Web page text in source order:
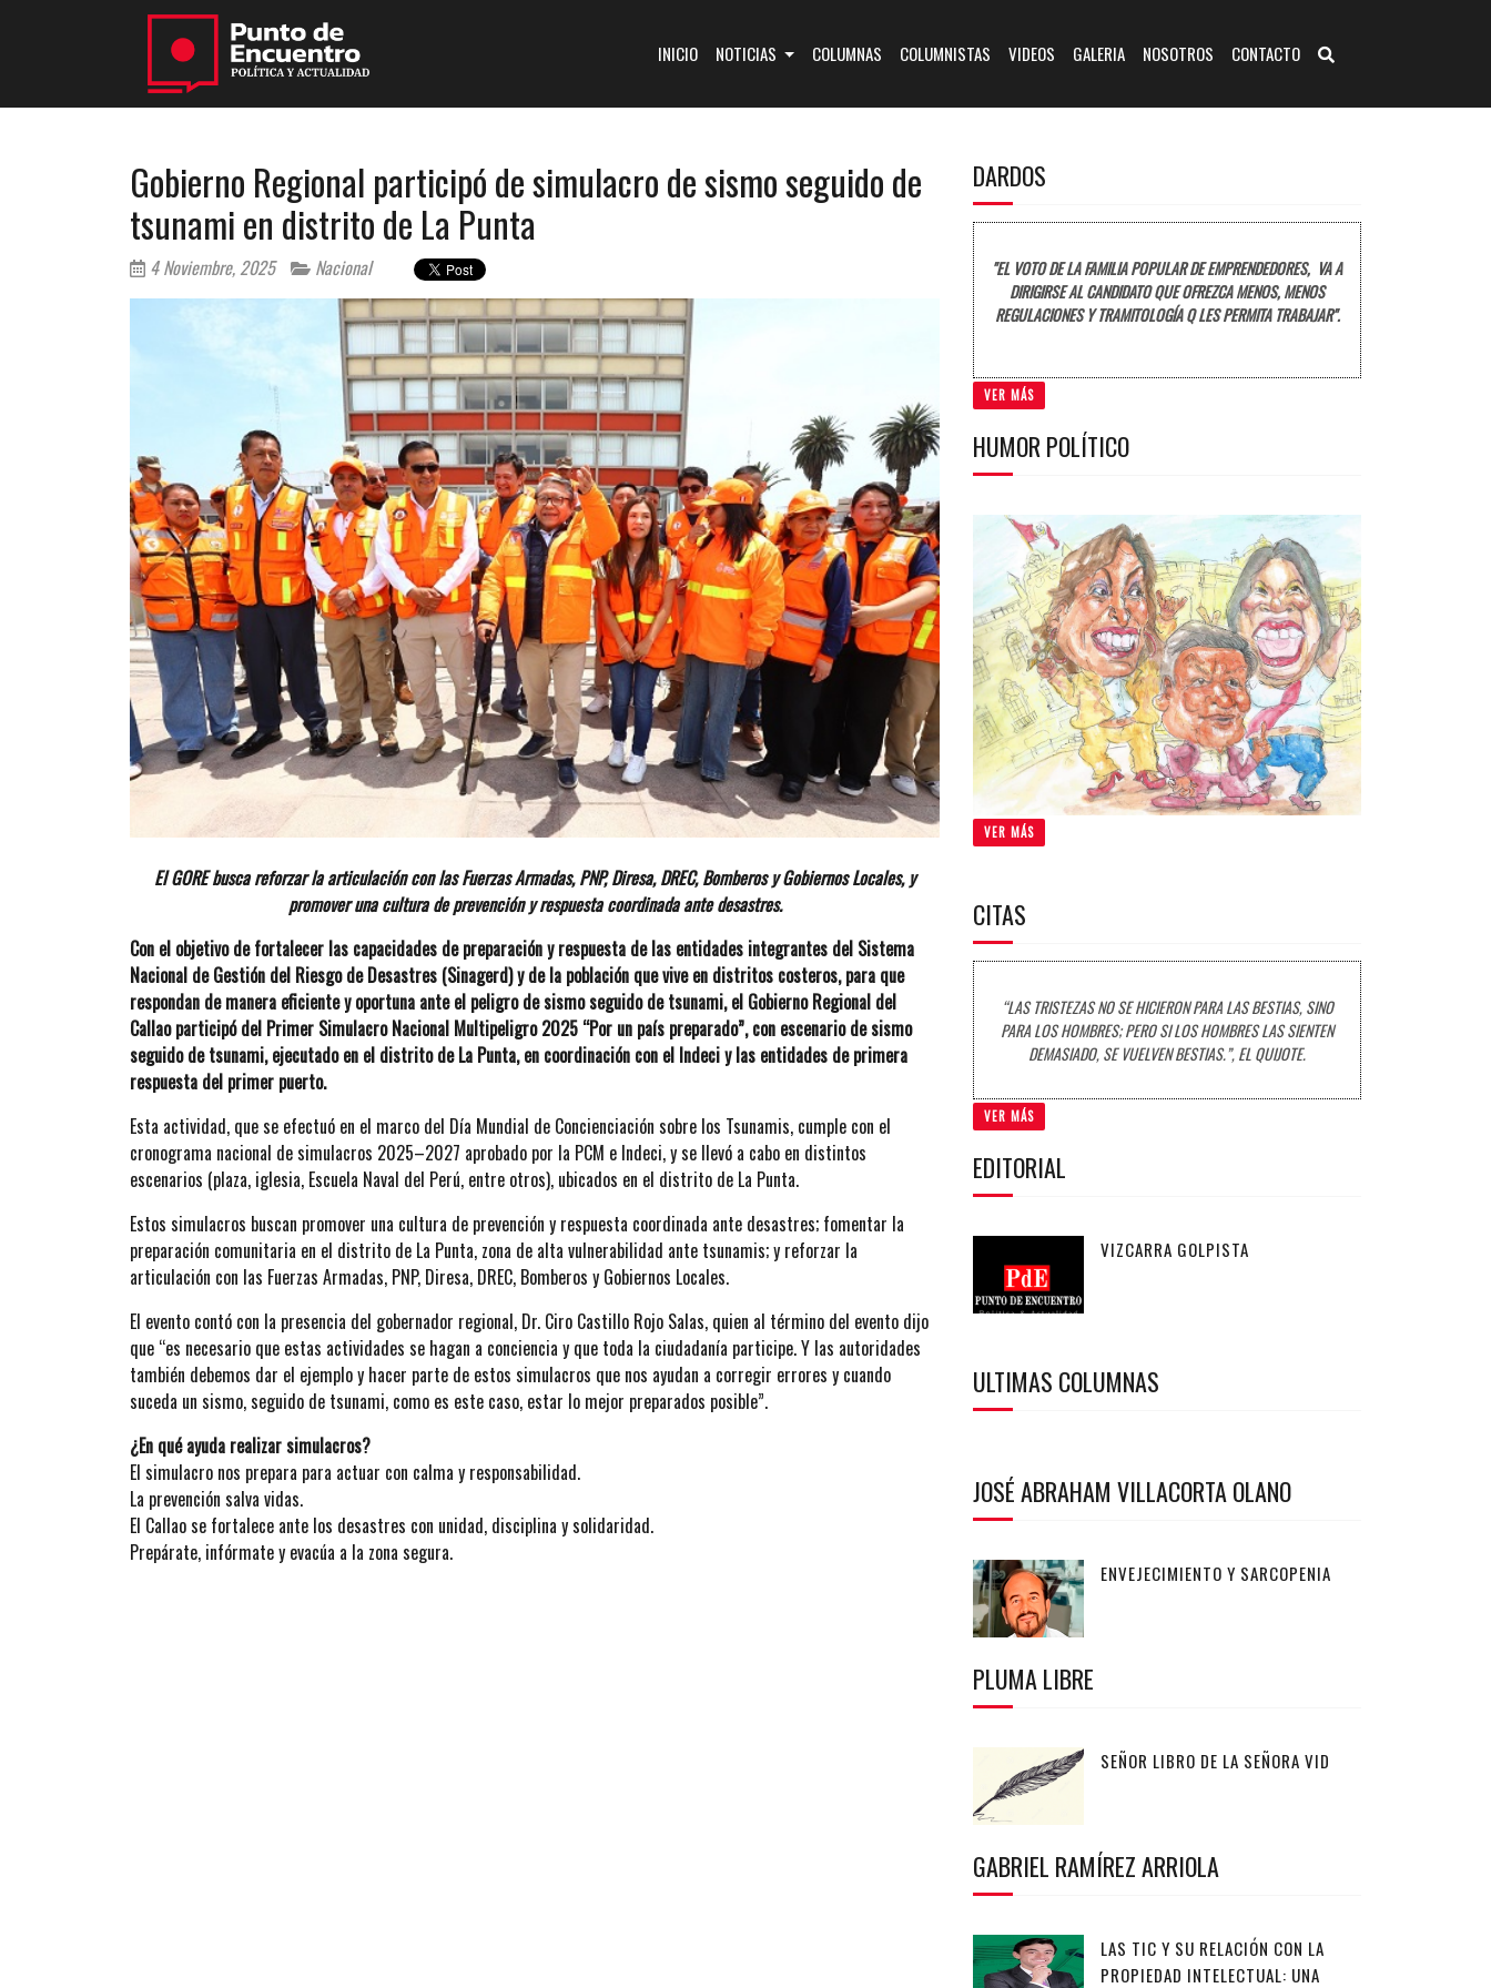
INICIO(CURRENT)
NOTICIAS COLUMNAS COLUMNISTAS VIDEOS GALERIA NOSOTROS CONTACTO
Gobierno Regional participó de simulacro de sismo seguido de
tsunami en distrito de La Punta
4 Noviembre, 2025 Nacional
El GORE busca reforzar la articulación con las Fuerzas Armadas, PNP, Diresa, DREC, Bomberos y Gobiernos Locales, y
promover una cultura de prevención y respuesta coordinada ante desastres.
Con el objetivo de fortalecer las capacidades de preparación y respuesta de las entidades integrantes del Sistema
Nacional de Gestión del Riesgo de Desastres (Sinagerd) y de la población que vive en distritos costeros, para que
respondan de manera eficiente y oportuna ante el peligro de sismo seguido de tsunami, el Gobierno Regional del
Callao participó del Primer Simulacro Nacional Multipeligro 2025 “Por un país preparado”, con escenario de sismo
seguido de tsunami, ejecutado en el distrito de La Punta, en coordinación con el Indeci y las entidades de primera
respuesta del primer puerto.
Esta actividad, que se efectuó en el marco del Día Mundial de Concienciación sobre los Tsunamis, cumple con el
cronograma nacional de simulacros 2025–2027 aprobado por la PCM e Indeci, y se llevó a cabo en distintos
escenarios (plaza, iglesia, Escuela Naval del Perú, entre otros), ubicados en el distrito de La Punta.
Estos simulacros buscan promover una cultura de prevención y respuesta coordinada ante desastres; fomentar la
preparación comunitaria en el distrito de La Punta, zona de alta vulnerabilidad ante tsunamis; y reforzar la
articulación con las Fuerzas Armadas, PNP, Diresa, DREC, Bomberos y Gobiernos Locales.
El evento contó con la presencia del gobernador regional, Dr. Ciro Castillo Rojo Salas, quien al término del evento dijo
que “es necesario que estas actividades se hagan a conciencia y que toda la ciudadanía participe. Y las autoridades
también debemos dar el ejemplo y hacer parte de estos simulacros que nos ayudan a corregir errores y cuando
suceda un sismo, seguido de tsunami, como es este caso, estar lo mejor preparados posible”.
¿En qué ayuda realizar simulacros?
El simulacro nos prepara para actuar con calma y responsabilidad.
La prevención salva vidas.
El Callao se fortalece ante los desastres con unidad, disciplina y solidaridad.
Prepárate, infórmate y evacúa a la zona segura.
DARDOS
"EL VOTO DE LA FAMILIA POPULAR DE EMPRENDEDORES, VA A
DIRIGIRSE AL CANDIDATO QUE OFREZCA MENOS, MENOS
REGULACIONES Y TRAMITOLOGÍA Q LES PERMITA TRABAJAR".
VER MÁS
HUMOR POLÍTICO
VER MÁS
CITAS
“LAS TRISTEZAS NO SE HICIERON PARA LAS BESTIAS, SINO
PARA LOS HOMBRES; PERO SI LOS HOMBRES LAS SIENTEN
DEMASIADO, SE VUELVEN BESTIAS.”, EL QUIJOTE.
VER MÁS
EDITORIAL
VIZCARRA GOLPISTA
ULTIMAS COLUMNAS
JOSÉ ABRAHAM VILLACORTA OLANO
ENVEJECIMIENTO Y SARCOPENIA
PLUMA LIBRE
SEÑOR LIBRO DE LA SEÑORA VID
GABRIEL RAMÍREZ ARRIOLA
LAS TIC Y SU RELACIÓN CON LA
PROPIEDAD INTELECTUAL: UNA